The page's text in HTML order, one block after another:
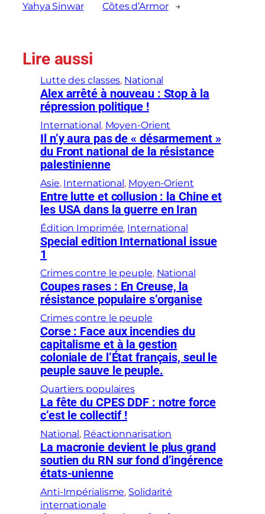
Yahya Sinwar
Côtes d’Armor
→
Lire aussi
Lutte des classes, National
Alex arrêté à nouveau : Stop à la
répression politique !
International, Moyen-Orient
Il n’y aura pas de « désarmement »
du Front national de la résistance
palestinienne
Asie, International, Moyen-Orient
Entre lutte et collusion : la Chine et
les USA dans la guerre en Iran
Édition Imprimée, International
Special edition International issue
1
Crimes contre le peuple, National
Coupes rases : En Creuse, la
résistance populaire s’organise
Crimes contre le peuple
Corse : Face aux incendies du
capitalisme et à la gestion
coloniale de l’État français, seul le
peuple sauve le peuple.
Quartiers populaires
La fête du CPES DDF : notre force
c’est le collectif !
National, Réactionnarisation
La macronie devient le plus grand
soutien du RN sur fond d’ingérence
états-unienne
Anti-Impérialisme, Solidarité
internationale